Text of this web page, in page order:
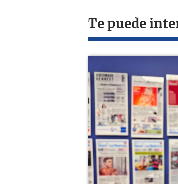
Te puede